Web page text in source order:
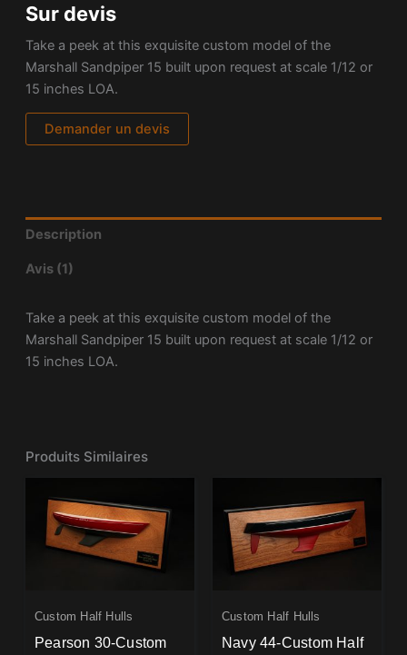
sur 5
basé
notation
client
Sur devis
Take a peek at this exquisite custom model of the
Marshall Sandpiper 15 built upon request at scale 1/12 or
15 inches LOA.
Demander un devis
Description
Avis (1)
Take a peek at this exquisite custom model of the
Marshall Sandpiper 15 built upon request at scale 1/12 or
15 inches LOA.
Produits Similaires
Custom Half Hulls
Pearson 30-Custom
Custom Half Hulls
Navy 44-Custom Half